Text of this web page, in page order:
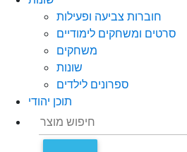
חוברות צביעה ופעילות
סרטים ומשחקים לימודיים
משחקים
שונות
ספרונים לילדים
תוכן יהודי